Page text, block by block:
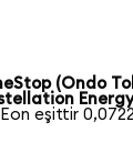
(Ondo
eşittir